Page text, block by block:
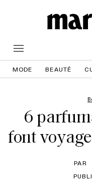
MODE BEAUTÉ
6
font
PAR